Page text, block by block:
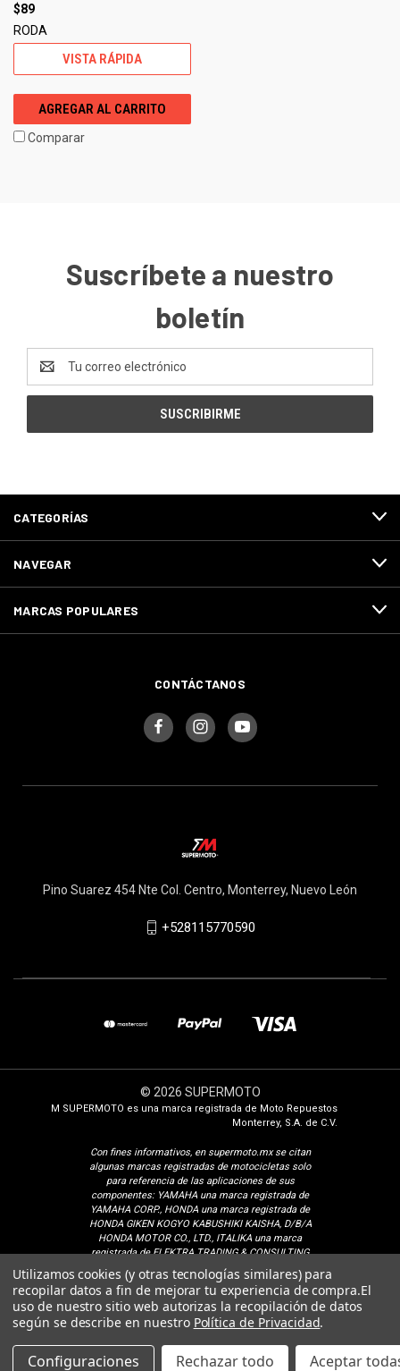
¿Cómo podemos ayudarte?
$89
RODA
VISTA RÁPIDA
AGREGAR AL CARRITO
Comparar
Suscríbete a nuestro
boletín
de
correo
CATEGORÍAS
NAVEGAR
MARCAS POPULARES
CONTÁCTANOS
Pino Suarez 454 Nte Col. Centro, Monterrey, Nuevo León
+528115770590
© 2026 SUPERMOTO
M SUPERMOTO es una marca registrada de Moto Repuestos
Monterrey, S.A. de C.V.
Con fines informativos, en supermoto.mx se citan
algunas marcas registradas de motocicletas solo
para referencia de las aplicaciones de sus
componentes: YAMAHA una marca registrada de
YAMAHA CORP., HONDA una marca registrada de
HONDA GIKEN KOGYO KABUSHIKI KAISHA, D/B/A
HONDA MOTOR CO., LTD., ITALIKA una marca
registrada de ELEKTRA TRADING & CONSULTING
GROUP, S.A. DE C.V., SUZUKI una marca registrada
de SUZUKI MOTOR CORPORATION, VENTO una
marca registrada de Isaac Calderon Birch, KURAZAI
una marca registrada de Grupo Famsa S.A.B. de C.V.,
DINAMO una marca registrada de CONSORCIO
de Veloci Motors S.A. de C.V. BAJAJ una marca
registrada de BAJAJ AUTO LIMITED, TVS una marca
Utilizamos cookies (y otras tecnologías similares) para
recopilar datos a fin de mejorar tu experiencia de compra.El
uso de nuestro sitio web autorizas la recopilación de datos
según se describe en nuestro Política de Privacidad.
Configuraciones Rechazar todo Aceptar